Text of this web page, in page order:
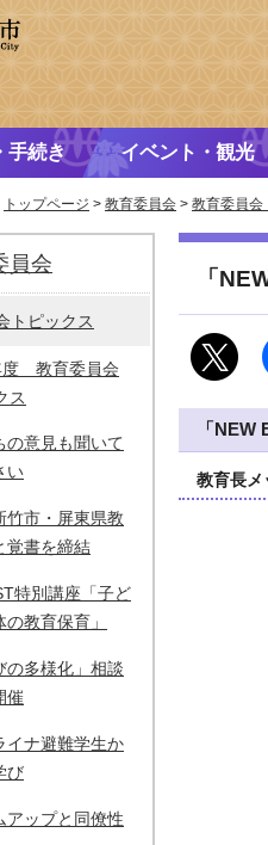
手続き イベント・観光
トップページ > 教育委員会 > 教育委員会
「
「NEW
教育長メ
員会
トピックス
度 教育委員会
ス
の意見も聞いて
い
竹市・屏東県教
覚書を締結
特別講座「子ど
の教育保育」
の多様化」相談
催
イナ避難学生か
び
アップと同僚性